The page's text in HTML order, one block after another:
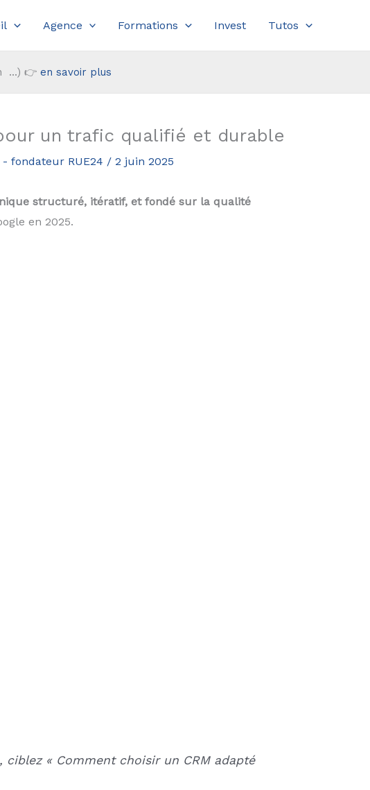
Agence Formations Invest Tutos
...) 👉 en savoir plus
un trafic qualifié et durable
fondateur RUE24 / 2 juin 2025
structuré, itératif, et fondé sur la qualité
en 2025.
« Comment choisir un CRM adapté